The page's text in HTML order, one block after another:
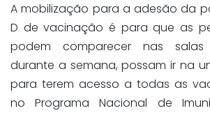
A mobilização para a adesão da
D de vacinação é para que as
podem comparecer nas
durante a semana, possam ir na
para terem acesso a todas as
no Programa Nacional de